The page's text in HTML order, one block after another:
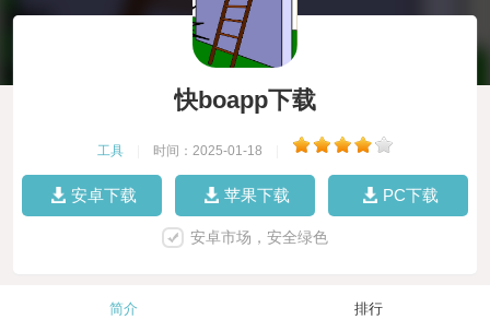
快boapp下载
工具 时间：2025-01-18
安卓下载 苹果下载 PC下载
安卓市场，安全绿色
简介 排行